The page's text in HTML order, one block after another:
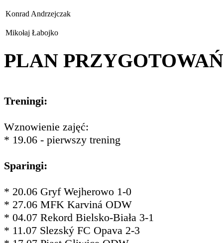
Konrad Andrzejczak
Mikołaj Łabojko
PLAN PRZYGOTOWAŃ
Treningi:
Wznowienie zajęć:
* 19.06 - pierwszy trening
Sparingi:
* 20.06 Gryf Wejherowo 1-0
* 27.06 MFK Karviná ODW
* 04.07 Rekord Bielsko-Biała 3-1
* 11.07 Slezský FC Opava 2-3